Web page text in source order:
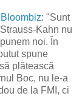
Bloombiz: "Sunt
Kahn nu
noi. În
spune
plătească
Boc, nu le-a
de la FMI, ci